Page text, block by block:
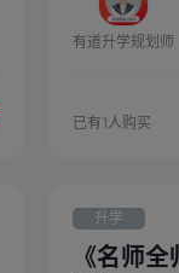
有道升学规划师
已有1人购买
升学
《名师